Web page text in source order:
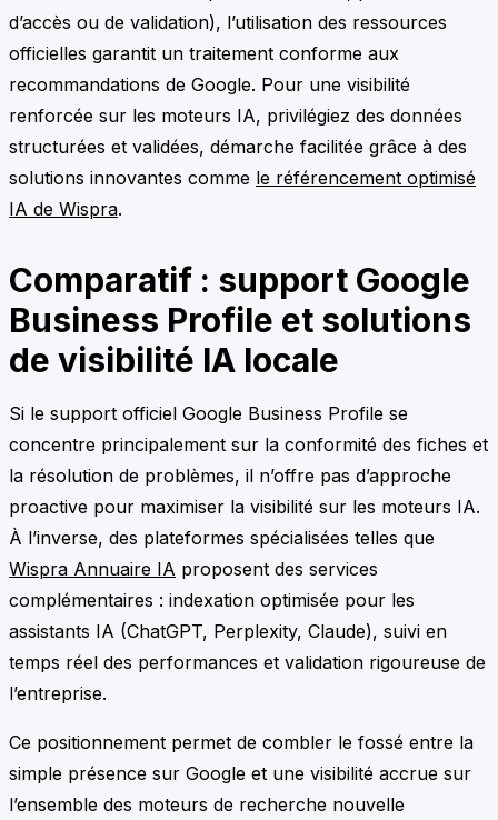
d’accès ou de validation), l’utilisation des ressources
officielles garantit un traitement conforme aux
recommandations de Google. Pour une visibilité
renforcée sur les moteurs IA, privilégiez des données
structurées et validées, démarche facilitée grâce à des
solutions innovantes comme le référencement optimisé
IA de Wispra.
Comparatif : support Google
Business Profile et solutions
de visibilité IA locale
Si le support officiel Google Business Profile se
concentre principalement sur la conformité des fiches et
la résolution de problèmes, il n’offre pas d’approche
proactive pour maximiser la visibilité sur les moteurs IA.
À l’inverse, des plateformes spécialisées telles que
Wispra Annuaire IA proposent des services
complémentaires : indexation optimisée pour les
assistants IA (ChatGPT, Perplexity, Claude), suivi en
temps réel des performances et validation rigoureuse de
l’entreprise.
Ce positionnement permet de combler le fossé entre la
simple présence sur Google et une visibilité accrue sur
l’ensemble des moteurs de recherche nouvelle